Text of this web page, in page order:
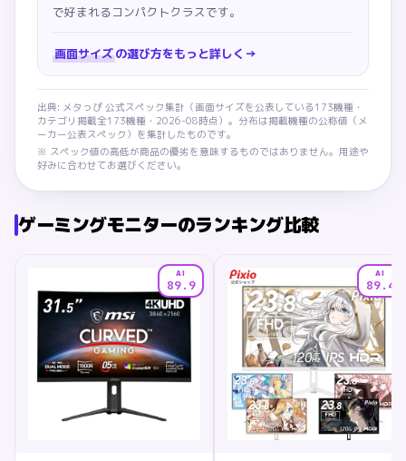
で好まれるコンパクトクラスです。
画面サイズの選び方をもっと詳しく →
出典: メタっぴ 公式スペック集計（ 画面サイズを公表している 173機種・
カテゴリ掲載全173機種・ 2026-08時点）。分布は掲載機種の公称値（メ
ーカー公表スペック）を集計したものです。
※ スペック値の高低が商品の優劣を意味するものではありません。用途や
好みに合わせてお選びください。
ゲーミングモニターのランキング比較
AI
89.9
AI
89.4